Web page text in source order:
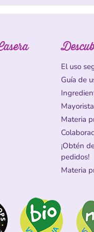
El uso
Guía de
Materia
¡Obtén
pedidos!
Materia